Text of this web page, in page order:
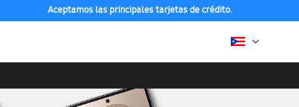
Aceptamos las principales tarjetas de crédito.